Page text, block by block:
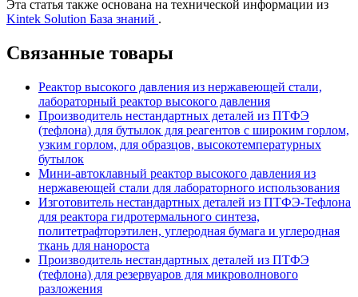
Эта статья также основана на технической информации из
Kintek Solution База знаний .
Связанные товары
Реактор высокого давления из нержавеющей стали,
лабораторный реактор высокого давления
Производитель нестандартных деталей из ПТФЭ
(тефлона) для бутылок для реагентов с широким горлом,
узким горлом, для образцов, высокотемпературных
бутылок
Мини-автоклавный реактор высокого давления из
нержавеющей стали для лабораторного использования
Изготовитель нестандартных деталей из ПТФЭ-Тефлона
для реактора гидротермального синтеза,
политетрафторэтилен, углеродная бумага и углеродная
ткань для нанороста
Производитель нестандартных деталей из ПТФЭ
(тефлона) для резервуаров для микроволнового
разложения